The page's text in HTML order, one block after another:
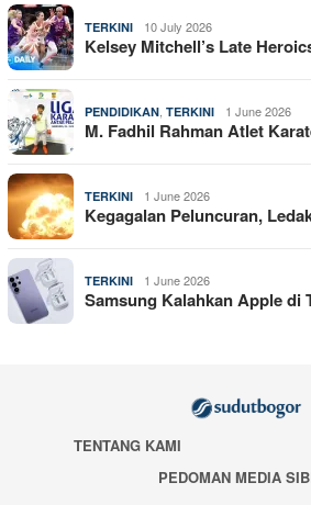
TERKINI 10 July 2026
Kelsey Mitchell’s Late
PENDIDIKAN, TERKINI 1 June 2026
M. Fadhil Rahman Atlet
TERKINI 1 June 2026
Kegagalan Peluncuran,
TERKINI 1 June 2026
Samsung Kalahkan Apple di
TENTANG KAMI
PEDOMAN MEDIA